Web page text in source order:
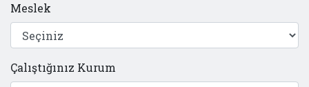
Meslek
Çalıştığınız Kurum